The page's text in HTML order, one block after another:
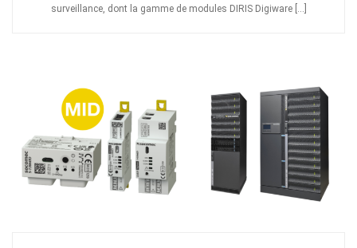
surveillance, dont la gamme de modules DIRIS Digiware […]